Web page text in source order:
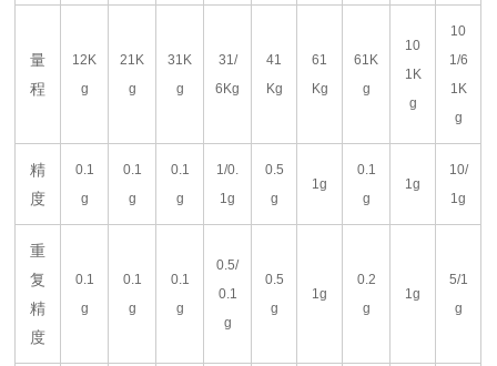
量
程
12K
g
21K
g
31K
g
31/
6Kg
41
Kg
61
Kg
61K
g
10
1K
g
10
1/6
1K
g
精
度
0.1
g
0.1
g
0.1
g
1/0.
1g
0.5
g
1g
0.1
g
1g
10/
1g
重
复
精
度
0.1
g
0.1
g
0.1
g
0.5/
0.1
g
0.5
g
1g
0.2
g
1g
5/1
g